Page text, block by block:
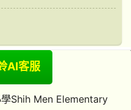
AI客服
Shih Men Elementary